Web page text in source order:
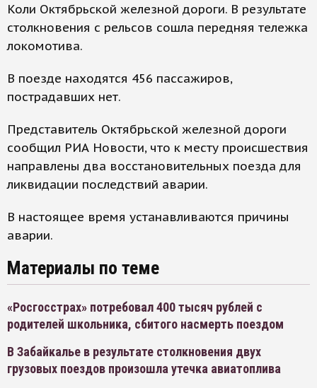
Коли Октябрьской железной дороги. В результате
столкновения с рельсов сошла передняя тележка
локомотива.
В поезде находятся 456 пассажиров,
пострадавших нет.
Представитель Октябрьской железной дороги
сообщил РИА Новости, что к месту происшествия
направлены два восстановительных поезда для
ликвидации последствий аварии.
В настоящее время устанавливаются причины
аварии.
Материалы по теме
«Росгосстрах» потребовал 400 тысяч рублей с
родителей школьника, сбитого насмерть поездом
В Забайкалье в результате столкновения двух
грузовых поездов произошла утечка авиатоплива